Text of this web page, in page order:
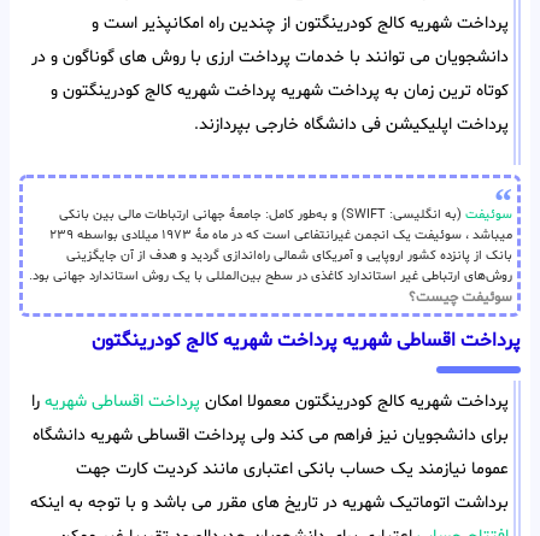
پرداخت شهریه کالج کودرینگتون از چندین راه امکانپذیر است و
دانشجویان می توانند با خدمات پرداخت ارزی با روش های گوناگون و در
کوتاه ترین زمان به پرداخت شهریه پرداخت شهریه کالج کودرینگتون و
پرداخت اپلیکیشن فی دانشگاه خارجی بپردازند.
سوئیفت
(به انگلیسی: SWIFT) و به‌طور کامل: جامعهٔ جهانی ارتباطات مالی بین بانکی
میباشد ، سوئیفت یک انجمن غیرانتفاعی است که در ماه مهٔ ۱۹۷۳ میلادی بواسطه ۲۳۹
بانک از پانزده کشور اروپایی و آمریکای شمالی راه‌اندازی گردید و هدف از آن جایگزینی
روش‌های ارتباطی غیر استاندارد کاغذی در سطح بین‌المللی با یک روش استاندارد جهانی بود.
سوئیفت چیست؟
پرداخت اقساطی شهریه پرداخت شهریه کالج کودرینگتون
پرداخت شهریه کالج کودرینگتون معمولا امکان پرداخت اقساطی شهریه را
برای دانشجویان نیز فراهم می کند ولی پرداخت اقساطی شهریه دانشگاه
عموما نیازمند یک حساب بانکی اعتباری مانند کردیت کارت جهت
برداشت اتوماتیک شهریه در تاریخ های مقرر می باشد و با توجه به اینکه